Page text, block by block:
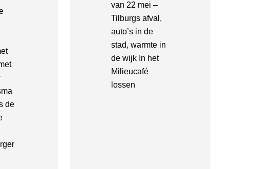
de
van 22 mei –
Tilburgs afval,
auto’s in de
stad, warmte in
de wijk In het
Milieucafé
lossen